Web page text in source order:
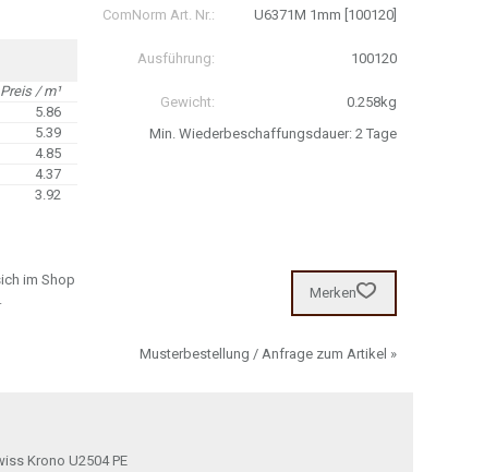
Preis / m¹
5.86
5.39
4.85
4.37
3.92
ComNorm Art. Nr.: U6371M 1mm [100120]
Ausführung: 100120
Gewicht:
0.258kg
Min. Wiederbeschaffungsdauer: 2 Tage
im Shop
Merken
Musterbestellung / Anfrage zum Artikel »
Krono U2504 PE